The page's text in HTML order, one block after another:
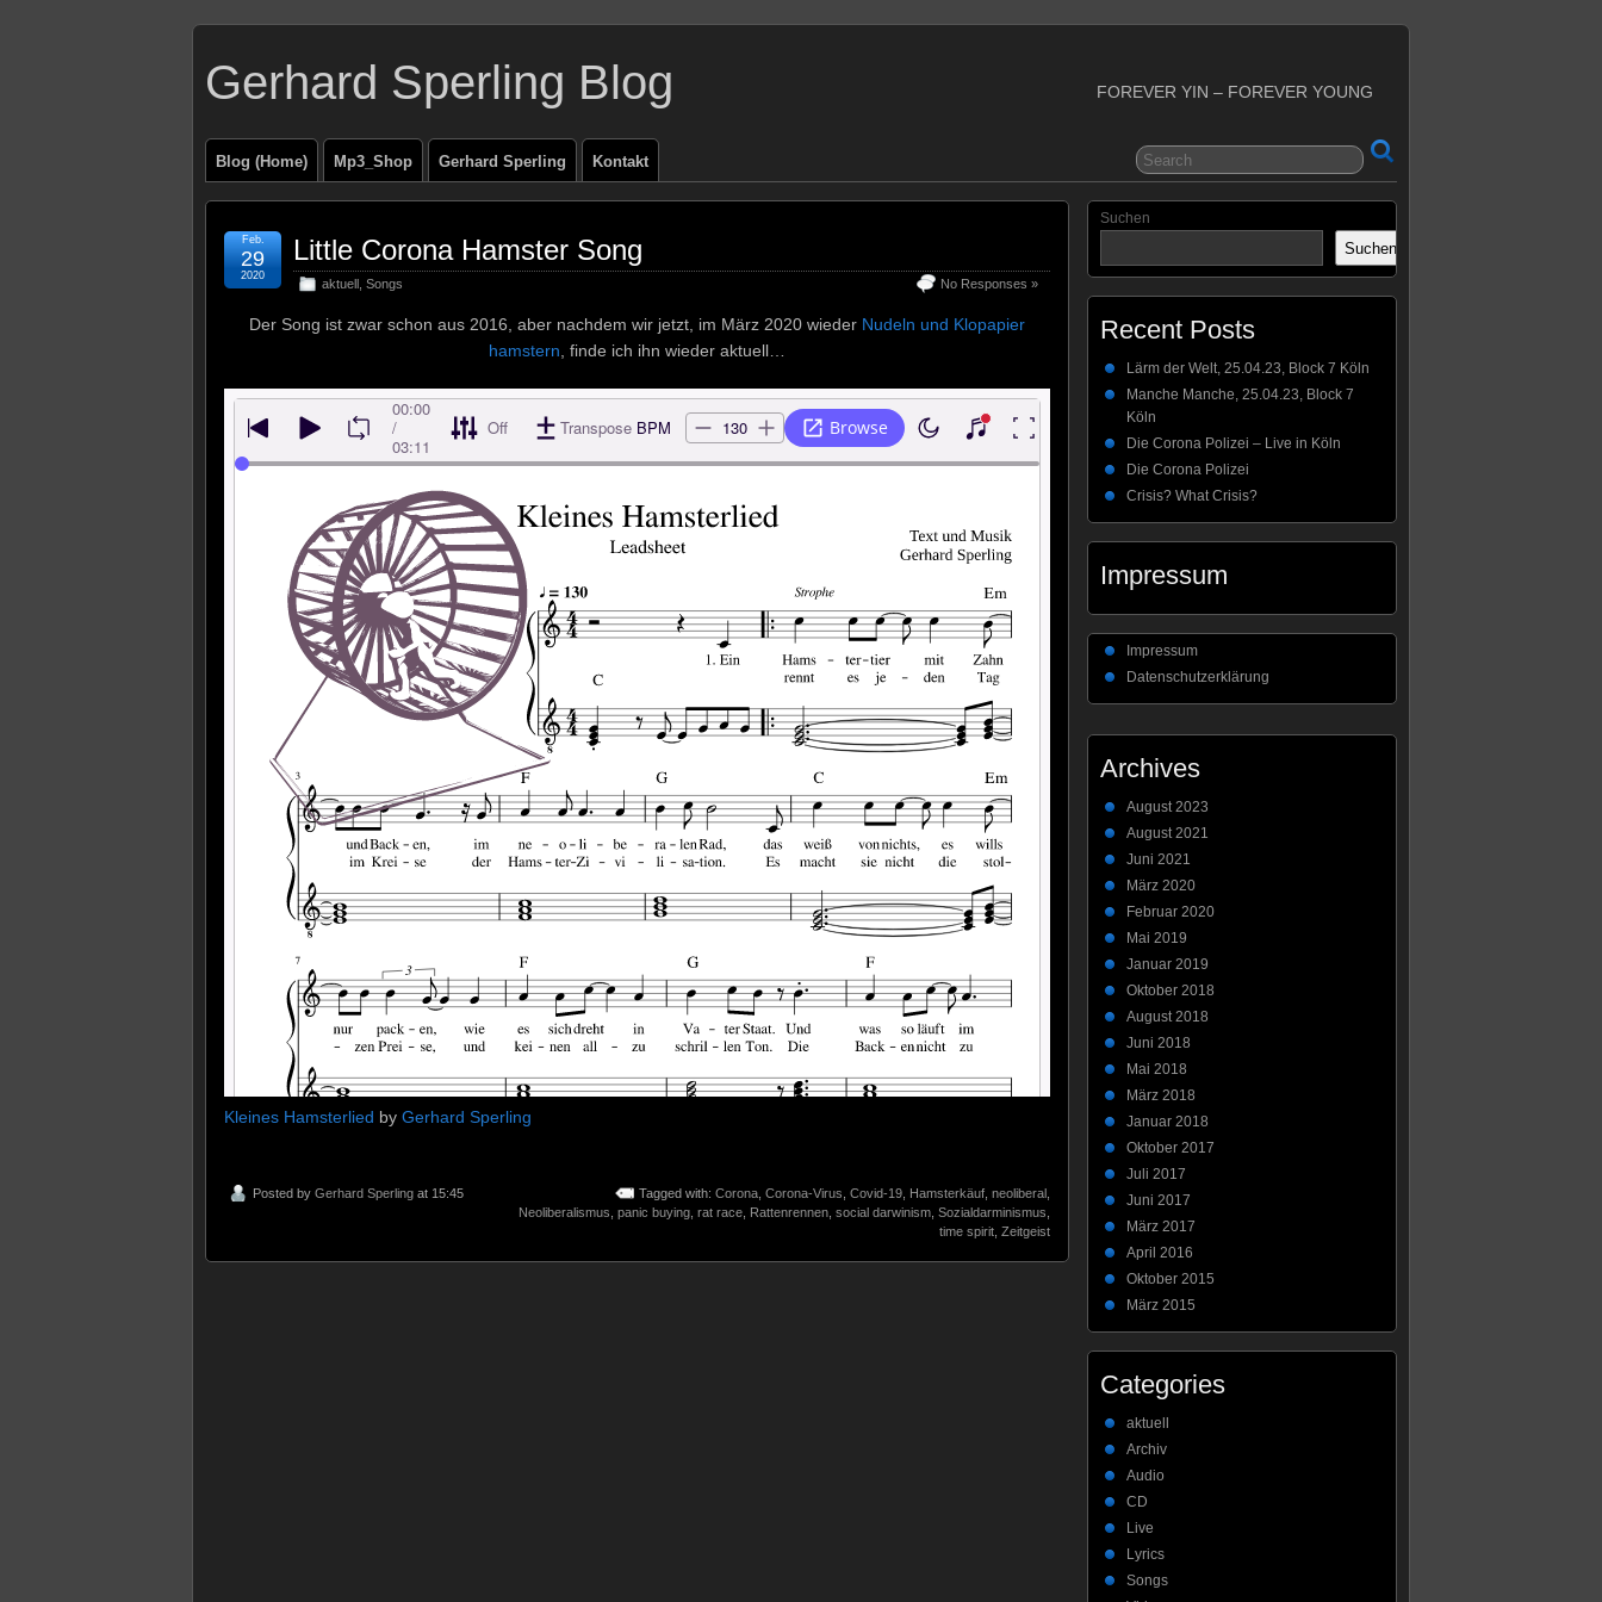
Gerhard Sperling Blog FOREVER YIN – FOREVER YOUNG
Blog (Home) Mp3_Shop Gerhard Sperling Kontakt
Little Corona Hamster Song
aktuell Songs No Responses »
Feb.
29
2020
Der Song ist zwar schon aus 2016, aber nachdem wir jetzt, im März 2020 wieder Nudeln und Klopapier
hamstern , finde ich ihn wieder aktuell…
Kleines Hamsterlied by Gerhard Sperling
Posted by Gerhard Sperling at 15:45 Tagged with: Corona Corona-Virus Covid-19 Hamsterkäuf neoliberal
Neoliberalismus panic buying rat race Rattenrennen social darwinism Sozialdarminismus
time spirit Zeitgeist
Suchen
Suchen
Recent Posts
Lärm der Welt, 25.04.23, Block 7 Köln
Manche Manche, 25.04.23, Block 7
Köln
Die Corona Polizei – Live in Köln
Die Corona Polizei
Crisis? What Crisis?
Impressum
Impressum
Datenschutzerklärung
Archives
August 2023
August 2021
Juni 2021
März 2020
Februar 2020
Mai 2019
Januar 2019
Oktober 2018
August 2018
Juni 2018
Mai 2018
März 2018
Januar 2018
Oktober 2017
Juli 2017
Juni 2017
März 2017
April 2016
Oktober 2015
März 2015
Categories
aktuell
Archiv
Audio
CD
Live
Lyrics
Songs